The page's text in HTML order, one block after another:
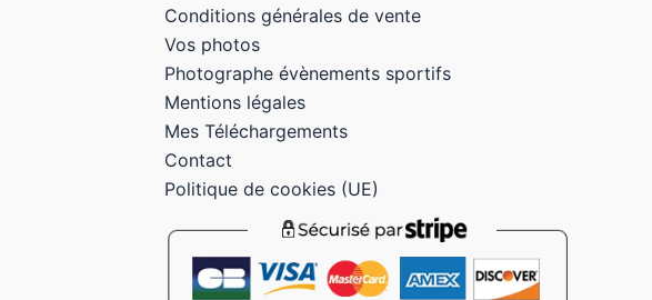
Conditions générales de vente
Vos photos
Photographe évènements sportifs
Mentions légales
Mes Téléchargements
Contact
Politique de cookies (UE)